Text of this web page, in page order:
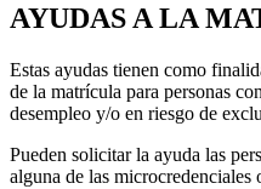
AYUDAS A LA
Estas ayudas tienen como
de la matrícula para personas
desempleo y/o en riesgo de
Pueden solicitar la ayuda las
alguna de las